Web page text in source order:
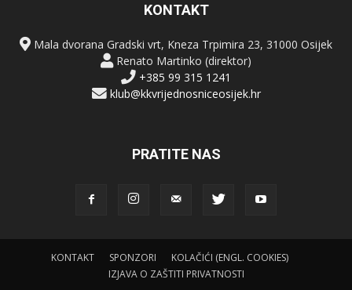
KONTAKT
Mala dvorana Gradski vrt, Kneza Trpimira 23, 31000 Osijek
Renato Martinko (direktor)
+385 99 315 1241
klub@kkvrijednosniceosijek.hr
PRATITE NAS
KONTAKT SPONZORI
KOLAČIĆI (ENGL. COOKIES)
IZJAVA O ZAŠTITI PRIVATNOSTI